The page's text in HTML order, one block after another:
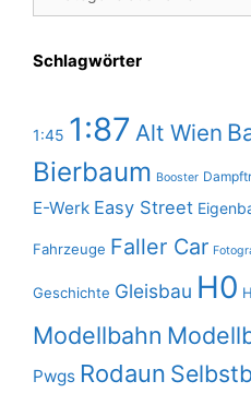
Schlagwörter
1:45 1:87 Alt Wien
Bierbaum Booster
E-Werk Easy Street
Fahrzeuge Faller Car
Geschichte Gleisbau H0
Modellbahn
Pwgs Rodaun